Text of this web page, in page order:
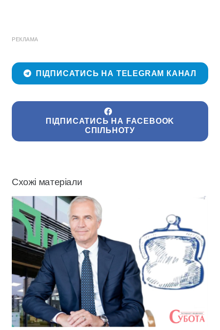
РЕКЛАМА
ПІДПИСАТИСЬ НА TELEGRAM КАНАЛ
ПІДПИСАТИСЬ НА FACEBOOK
СПІЛЬНОТУ
Схожі матеріали